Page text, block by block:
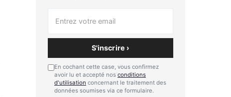
S'inscrire ›
En cochant cette case, vous confirmez
avoir lu et accepté nos conditions
d'utilisation concernant le traitement des
données soumises via ce formulaire.